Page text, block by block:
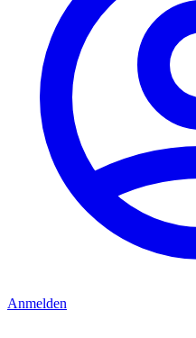
Anmelden